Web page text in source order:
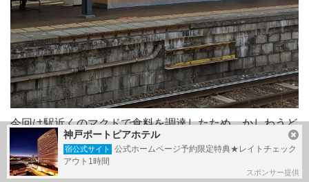
今回は駅近くのマクドで食料を調達したため、かしわうど
んはパスします。神戸ポートピアホテル
宿公式サイト
公式ホームページ予約限定特典★レイトチェック
アウト1時間
スポンサー提供